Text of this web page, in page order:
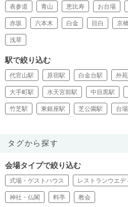
表参道 青山 恵比寿 お台場
赤坂 六本木 白金 目白 京
浅草
駅で絞り込む
代官山駅 原宿駅 白金台駅 外
大手町駅 水天宮前駅 中目黒駅
竹芝駅 東銀座駅 芝公園駅 台
タグから探す
会場タイプで絞り込む
式場・ゲストハウス レストランウエデ
神社・仏閣 料亭 教会